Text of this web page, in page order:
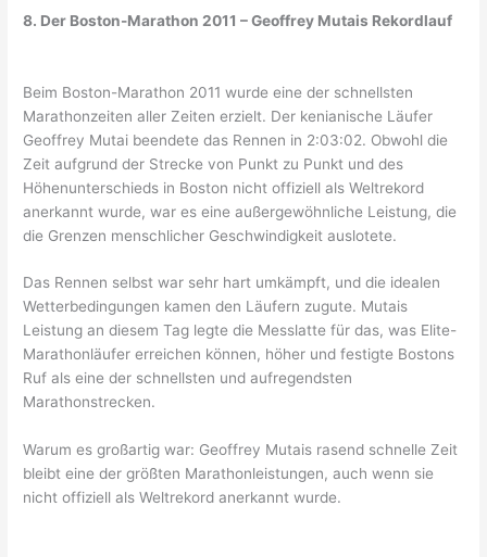
8. Der Boston-Marathon 2011 – Geoffrey Mutais Rekordlauf
Beim Boston-Marathon 2011 wurde eine der schnellsten
Marathonzeiten aller Zeiten erzielt. Der kenianische Läufer
Geoffrey Mutai beendete das Rennen in 2:03:02. Obwohl die
Zeit aufgrund der Strecke von Punkt zu Punkt und des
Höhenunterschieds in Boston nicht offiziell als Weltrekord
anerkannt wurde, war es eine außergewöhnliche Leistung, die
die Grenzen menschlicher Geschwindigkeit auslotete.
Das Rennen selbst war sehr hart umkämpft, und die idealen
Wetterbedingungen kamen den Läufern zugute. Mutais
Leistung an diesem Tag legte die Messlatte für das, was Elite-
Marathonläufer erreichen können, höher und festigte Bostons
Ruf als eine der schnellsten und aufregendsten
Marathonstrecken.
Warum es großartig war: Geoffrey Mutais rasend schnelle Zeit
bleibt eine der größten Marathonleistungen, auch wenn sie
nicht offiziell als Weltrekord anerkannt wurde.